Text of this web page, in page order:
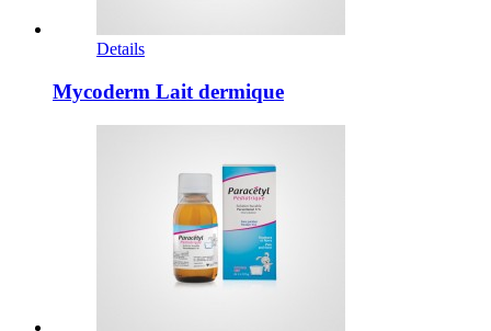
Details
Mycoderm Lait dermique